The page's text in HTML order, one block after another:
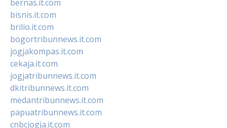
bernas.it.com
bisnis.it.com
brilio.it.com
bogortribunnews.it.com
jogjakompas.it.com
cekaja.it.com
jogjatribunnews.it.com
dkitribunnews.it.com
medantribunnews.it.com
papuatribunnews.it.com
cnbcjogja.it.com